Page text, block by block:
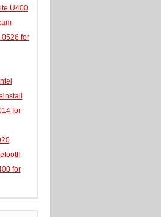
U400
for
for
for